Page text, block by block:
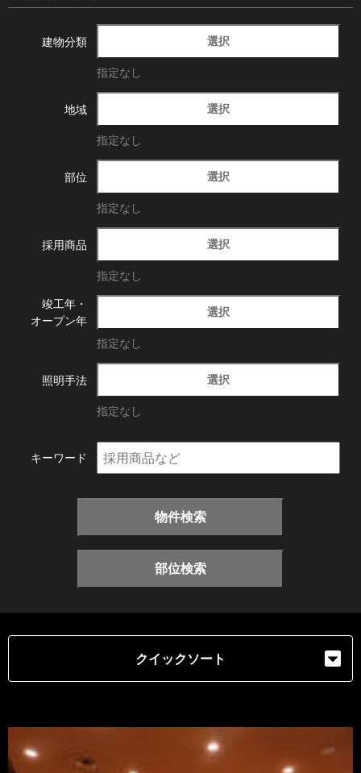
建物分類 選択
指定なし
地域 選択
指定なし
部位 選択
指定なし
採用商品 選択
指定なし
竣工年・
オープン年
選択
指定なし
照明手法 選択
指定なし
キーワード
物件検索
部位検索
クイックソート